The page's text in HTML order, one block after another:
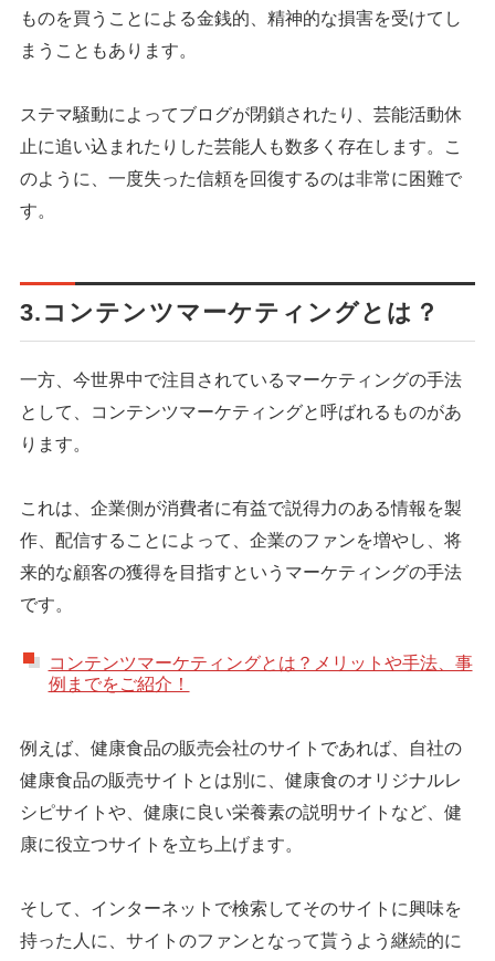
ものを買うことによる金銭的、精神的な損害を受けてし
まうこともあります。
ステマ騒動によってブログが閉鎖されたり、芸能活動休
止に追い込まれたりした芸能人も数多く存在します。こ
のように、一度失った信頼を回復するのは非常に困難で
す。
3.コンテンツマーケティングとは？
一方、今世界中で注目されているマーケティングの手法
として、コンテンツマーケティングと呼ばれるものがあ
ります。
これは、企業側が消費者に有益で説得力のある情報を製
作、配信することによって、企業のファンを増やし、将
来的な顧客の獲得を目指すというマーケティングの手法
です。
コンテンツマーケティングとは？メリットや手法、事
例までをご紹介！
例えば、健康食品の販売会社のサイトであれば、自社の
健康食品の販売サイトとは別に、健康食のオリジナルレ
シピサイトや、健康に良い栄養素の説明サイトなど、健
康に役立つサイトを立ち上げます。
そして、インターネットで検索してそのサイトに興味を
持った人に、サイトのファンとなって貰うよう継続的に